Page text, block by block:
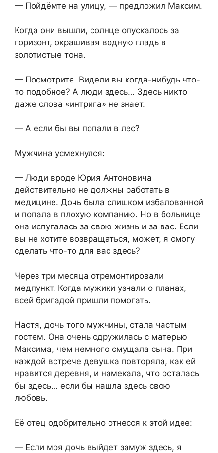
— Пойдёмте на улицу, — предложил Максим.
Когда они вышли, солнце опускалось за
горизонт, окрашивая водную гладь в
золотистые тона.
— Посмотрите. Видели вы когда-нибудь что-
то подобное? А люди здесь… Здесь никто
даже слова «интрига» не знает.
— А если бы вы попали в лес?
Мужчина усмехнулся:
— Люди вроде Юрия Антоновича
действительно не должны работать в
медицине. Дочь была слишком избалованной
и попала в плохую компанию. Но в больнице
она испугалась за свою жизнь и за вас. Если
вы не хотите возвращаться, может, я смогу
сделать что-то для вас здесь?
Через три месяца отремонтировали
медпункт. Когда мужики узнали о планах,
всей бригадой пришли помогать.
Настя, дочь того мужчины, стала частым
гостем. Она очень сдружилась с матерью
Максима, чем немного смущала сына. При
каждой встрече девушка повторяла, как ей
нравится деревня, и намекала, что осталась
бы здесь… если бы нашла здесь свою
любовь.
Её отец одобрительно отнесся к этой идее:
— Если моя дочь выйдет замуж здесь, я